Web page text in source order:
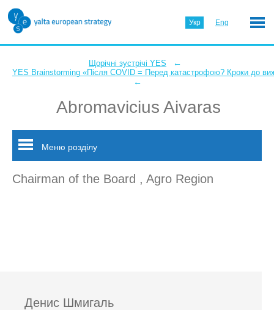
Укр Eng
Щорічні зустрічі YES ←
YES Brainstorming «Після COVID = Перед катастрофою? Кроки до
←
Abromavicius Aivaras
Меню розділу
Chairman of the Board , Agro Region
Денис Шмигаль